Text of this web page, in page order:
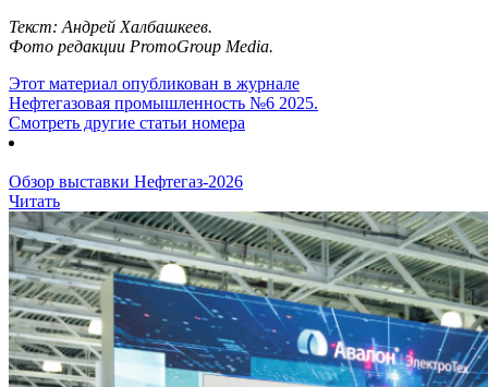
Текст: Андрей Халбашкеев.
Фото редакции PromoGroup Media.
Этот материал опубликован в журнале
Нефтегазовая промышленность №6 2025.
Смотреть другие статьи номера
Обзор выставки Нефтегаз-2026
Читать